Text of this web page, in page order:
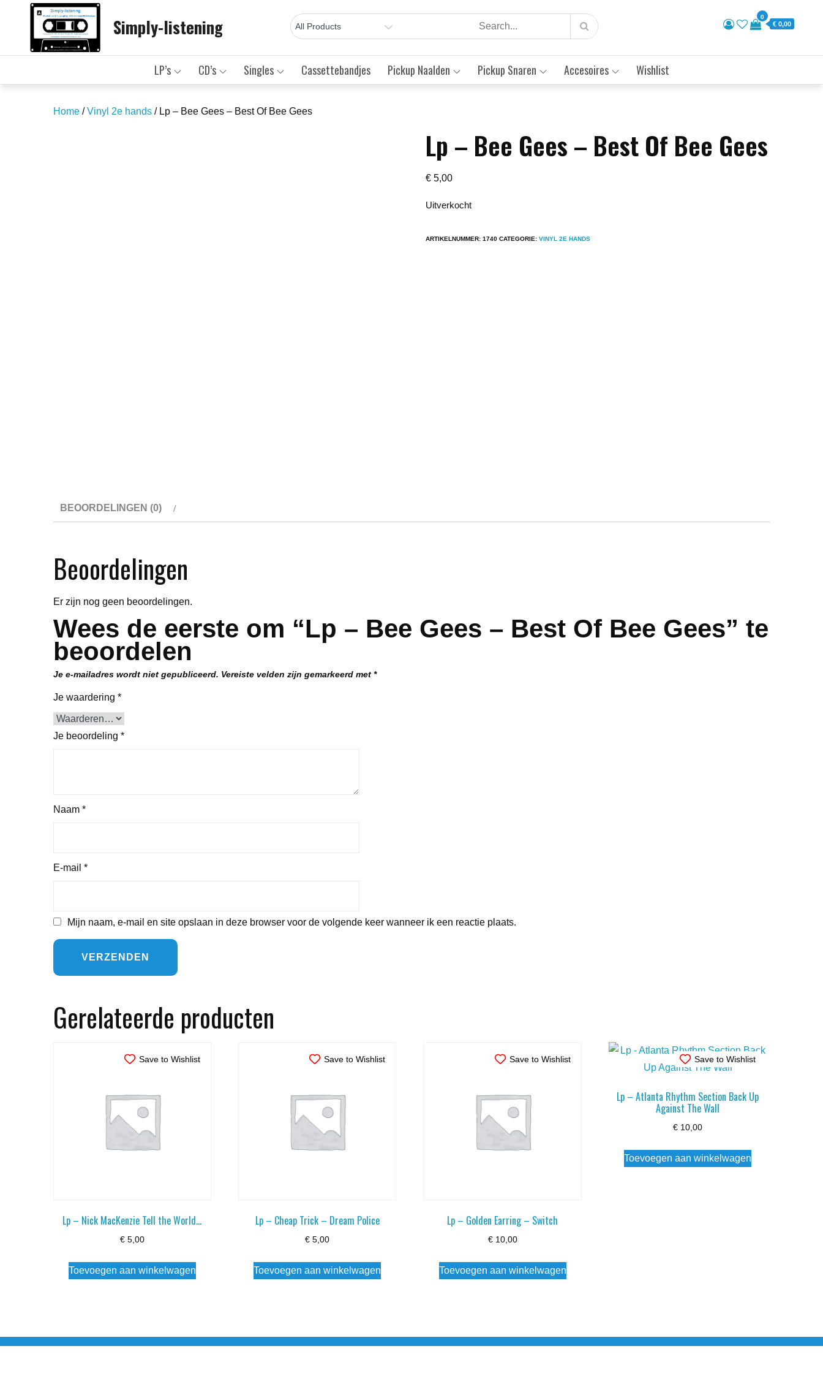
Simply-listening 0
€ 0,00
LP’s CD’s Singles Cassettebandjes Pickup Naalden Pickup Snaren Accesoires Wishlist
Home /Vinyl 2e hands / Lp – Bee Gees – Best Of Bee Gees
Lp – Bee Gees – Best Of Bee Gees
€ 5,00
Uitverkocht
ARTIKELNUMMER:1740 CATEGORIE:VINYL 2E HANDS
BEOORDELINGEN (0)
Beoordelingen
Er zijn nog geen beoordelingen.
Wees de eerste om “Lp – Bee Gees – Best Of Bee Gees” te
beoordelen
Je e-mailadres wordt niet gepubliceerd. Vereiste velden zijn gemarkeerd met *
Je waardering *
Je beoordeling *
Naam *
E-mail *
Mijn naam, e-mail en site opslaan in deze browser voor de volgende keer wanneer ik een reactie plaats.
Gerelateerde producten
Save to Wishlist
Lp – Nick MacKenzie Tell the World…
€5,00
Toevoegen aan winkelwagen
Save to Wishlist
Lp – Cheap Trick – Dream Police
€ 5,00
Toevoegen aan winkelwagen
Save to Wishlist
Lp – Golden Earring – Switch
€10,00
Toevoegen aan winkelwagen
Save to Wishlist
Lp – Atlanta Rhythm Section Back Up
Against The Wall
€ 10,00
Toevoegen aan winkelwagen